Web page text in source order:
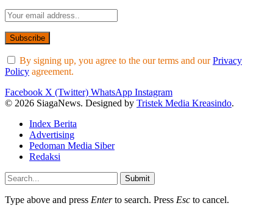
By signing up, you agree to the our terms and ourPrivacy
Policy agreement.
Facebook X (Twitter) WhatsApp Instagram
© 2026 SiagaNews. Designed by Tristek Media Kreasindo.
Index Berita
Advertising
Pedoman Media Siber
Redaksi
Submit
Type above and press Enterto search. Press Esc to cancel.